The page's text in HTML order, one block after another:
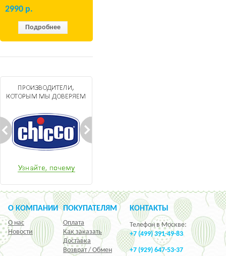
Бежевый
2990 р.
Подробнее
О КОМПАНИИ
О нас
Новости
ПОКУПАТЕЛЯМ
Оплата
Как заказать
Доставка
Возврат / Обмен
КОНТАКТЫ
Телефон в Москве:
+7 (499) 391-49-83
+7 (929) 647-53-37